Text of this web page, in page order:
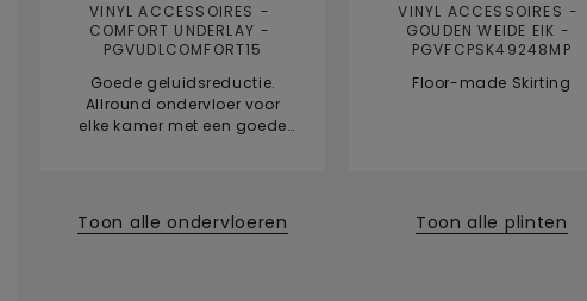
VINYL ACCESSOIRES
COMFORT UNDERLAY
PGVUDLCOMFORT15
Goede geluidsreductie.
Allround ondervloer voor
elke kamer met een goede
Toon alle ondervloeren
VINYL ACCESSOIRES
GOUDEN WEIDE EIK
PGVFCPSK49248MP
Floor-made Skirting
Toon alle plinten